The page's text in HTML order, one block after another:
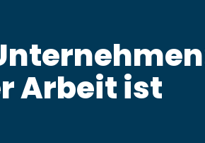
Arbeit ist